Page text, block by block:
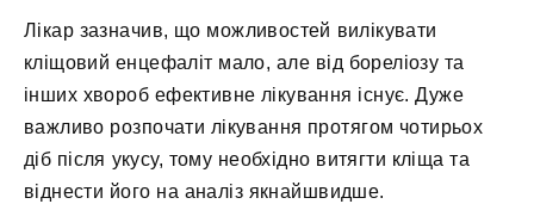
Лікар зазначив, що можливостей вилікувати
кліщовий енцефаліт мало, але від бореліозу та
інших хвороб ефективне лікування існує. Дуже
важливо розпочати лікування протягом чотирьох
діб після укусу, тому необхідно витягти кліща та
віднести його на аналіз якнайшвидше.